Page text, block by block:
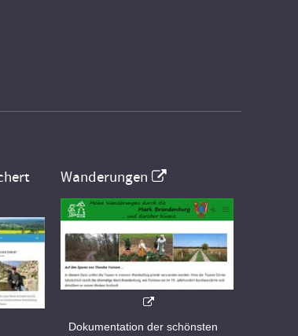
Wanderungen
Dokumentation der schönsten